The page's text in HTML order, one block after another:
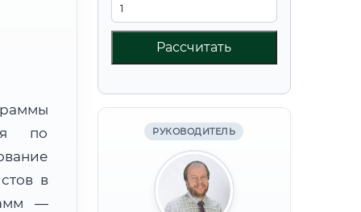
Рассчитать
РУКОВОДИТЕЛЬ
по
в
—